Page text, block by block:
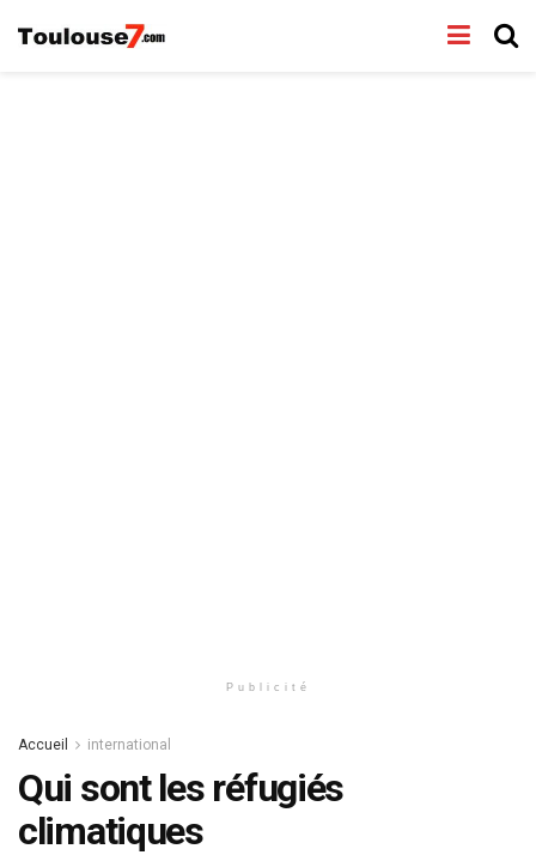
Publicité
Accueil international
Qui sont les réfugiés
climatiques